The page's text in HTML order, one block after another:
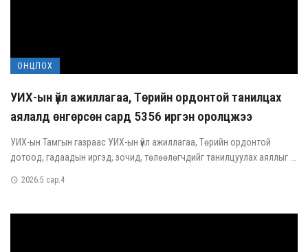
ОНЦЛОХ
УИХ-ын үйл ажиллагаа, Төрийн ордонтой танилцах
аялалд өнгөрсөн сард 5356 иргэн оролцжээ
УИХ-ын Тамгын газраас УИХ-ын үйл ажиллагаа, Төрийн ордонтой
дотоод, гадаадын иргэд, зочид, төлөөлөгчдийг танилцуулах аяллыг ...
2026.5 сар.4